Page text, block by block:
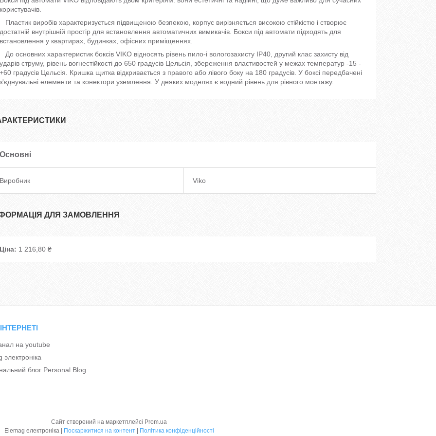
користувачів.
Пластик виробів характеризується підвищеною безпекою, корпус вирізняється високою стійкістю і створює
достатній внутрішній простір для встановлення автоматичних вимикачів. Бокси під автомати підходять для
встановлення у квартирах, будинках, офісних приміщеннях.
До основних характеристик боксів VIKO відносять рівень пило-і вологозахисту IP40, другий клас захисту від
ударів струму, рівень вогнестійкості до 650 градусів Цельсія, збереження властивостей у межах температур -15 -
+60 градусів Цельсія. Кришка щитка відкривається з правого або лівого боку на 180 градусів. У боксі передбачені
з'єднувальні елементи та конектори уземлення. У деяких моделях є водний рівень для рівного монтажу.
Основні
Виробник Viko
ДЛЯ ЗАМОВЛЕННЯ
Ціна: 1 216,80 ₴
на youtube
электроніка
блог Personal Blog
Сайт створений на маркетплейсі Prom.ua
Elemag електроніка | Поскаржитися на контент | Політика конфіденційності